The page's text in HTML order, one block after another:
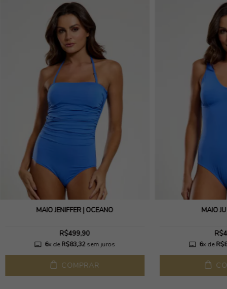
MAIÔ JENIFFER | OCEANO
R$499,90
6x deR$83,32sem juros
COMPRAR
MAIÔ
6x de